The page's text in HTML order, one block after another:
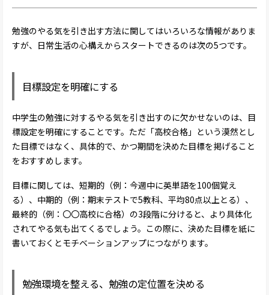
勉強のやる気を引き出す方法に関してはいろいろな情報がありま
すが、日常生活の心構えからスタートできるのは次の5つです。
目標設定を明確にする
中学生の勉強に対するやる気を引き出すのに欠かせないのは、目
標設定を明確にすることです。ただ「高校合格」という漠然とし
た目標ではなく、具体的で、かつ期間を決めた目標を掲げること
をおすすめします。
目標に関しては、短期的（例：今週中に英単語を100個覚え
る）、中期的（例：期末テストで5教科、平均80点以上とる）、
最終的（例：〇〇高校に合格）の3段階に分けると、より具体化
されてやる気も出てくるでしょう。この際に、決めた目標を紙に
書いておくとモチベーションアップにつながります。
勉強環境を整える、勉強の定位置を決める